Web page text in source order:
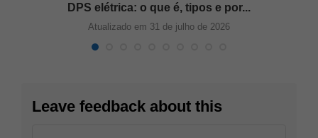
DPS elétrica: o que é, tipos e por...
Atualizado em 31 de julho de 2026
Leave feedback about this